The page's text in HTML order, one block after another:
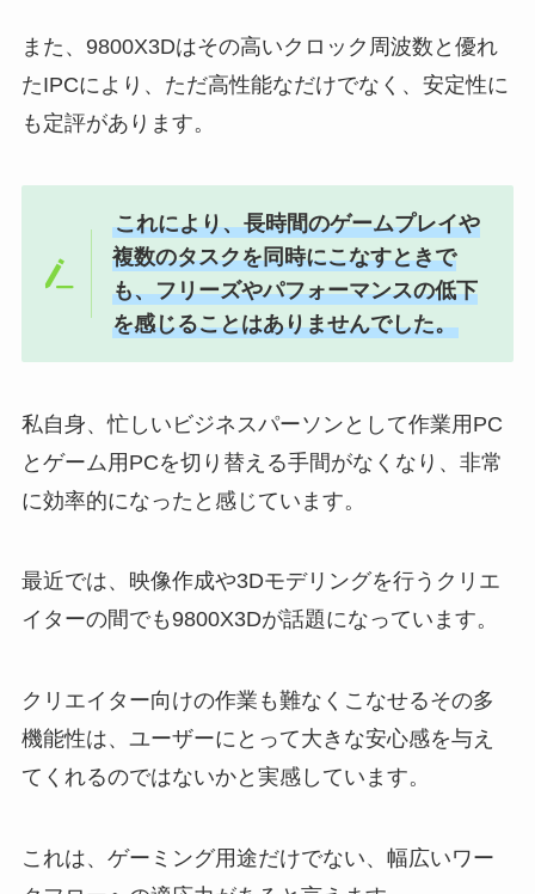
また、9800X3Dはその高いクロック周波数と優れ
たIPCにより、ただ高性能なだけでなく、安定性に
も定評があります。
これにより、長時間のゲームプレイや
複数のタスクを同時にこなすときで
も、フリーズやパフォーマンスの低下
を感じることはありませんでした。
私自身、忙しいビジネスパーソンとして作業用PC
とゲーム用PCを切り替える手間がなくなり、非常
に効率的になったと感じています。
最近では、映像作成や3Dモデリングを行うクリエ
イターの間でも9800X3Dが話題になっています。
クリエイター向けの作業も難なくこなせるその多
機能性は、ユーザーにとって大きな安心感を与え
てくれるのではないかと実感しています。
これは、ゲーミング用途だけでない、幅広いワー